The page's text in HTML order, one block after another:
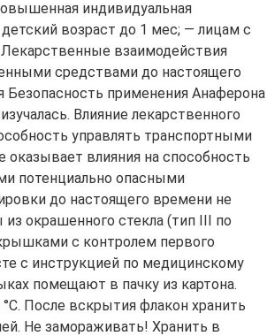
индивидуальная
возраст до 1 мес; — лицам с
взаимодействия
средствами до настоящего
Безопасность применения Анаферона
Влияние лекарственного
управлять транспортными
влияния на способность
потенциально опасными
до настоящего времени не
окрашенного стекла (тип III по
с контролем первого
с инструкцией по медицинскому
помещают в пачку из картона.
После вскрытия флакон хранить
Не замораживать! Хранить в